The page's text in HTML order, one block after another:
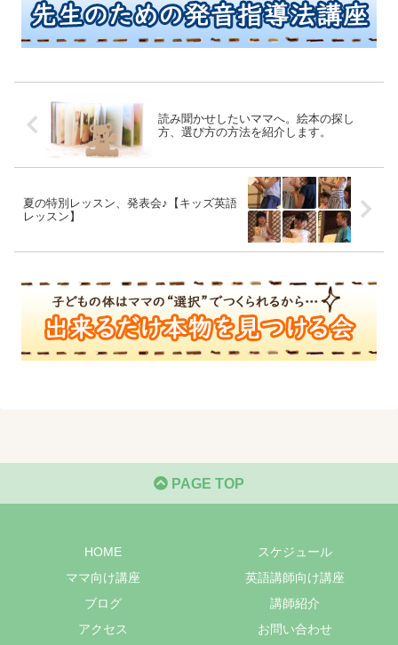
読み聞かせしたいママへ。絵本の探し
方、選び方の方法を紹介します。
夏の特別レッスン、発表会♪【キッズ英語
レッスン】
PAGE TOP
HOME
スケジュール
ママ向け講座
英語講師向け講座
ブログ
講師紹介
アクセス
お問い合わせ